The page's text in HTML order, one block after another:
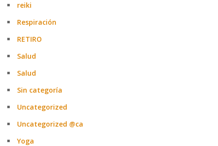
reiki
Respiración
RETIRO
Salud
Salud
Sin categoría
Uncategorized
Uncategorized @ca
Yoga